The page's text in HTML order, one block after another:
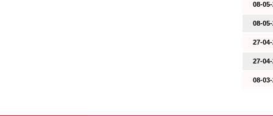
08-
08-
27-
27-
08-